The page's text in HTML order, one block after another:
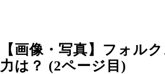
【画像・写真】フォル
力は？ (2ページ目)